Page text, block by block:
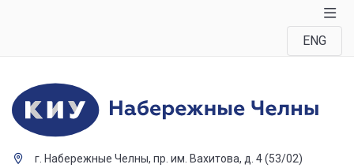
ENG
г. Набережные Челны, пр. им. Вахитова, д. 4 (53/02)